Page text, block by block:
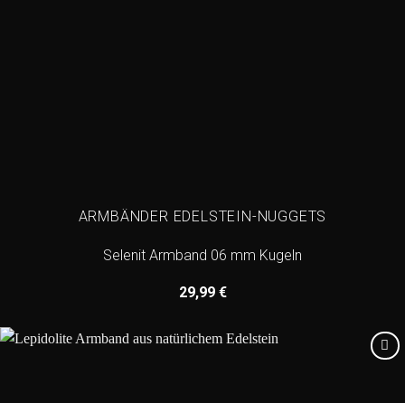
ARMBÄNDER EDELSTEIN-NUGGETS
Selenit Armband 06 mm Kugeln
29,99 €